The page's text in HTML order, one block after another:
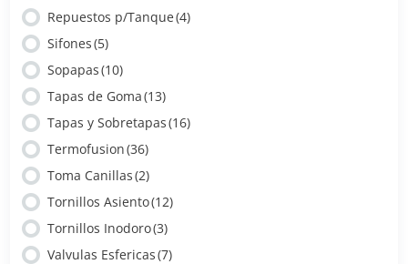
Repuestos p/Tanque(4)
Sifones(5)
Sopapas(10)
Tapas de Goma(13)
Tapas y Sobretapas(16)
Termofusion(36)
Toma Canillas(2)
Tornillos Asiento(12)
Tornillos Inodoro(3)
Valvulas Esfericas(7)